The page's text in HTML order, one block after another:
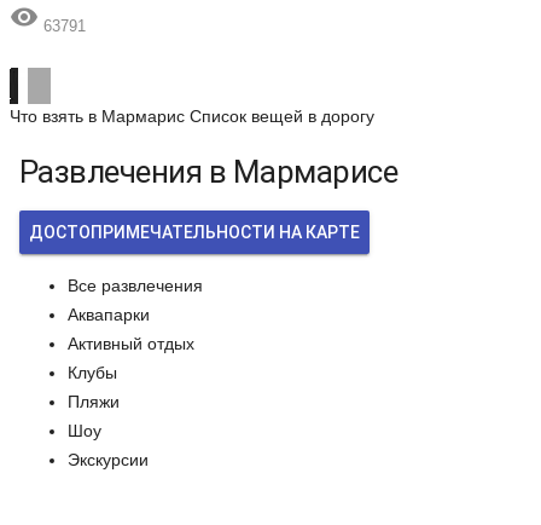
 63791
Что взять в Мармарис Список вещей в дорогу
Развлечения в Мармарисе
ДОСТОПРИМЕЧАТЕЛЬНОСТИ НА КАРТЕ
Все развлечения
Аквапарки
Активный отдых
Клубы
Пляжи
Шоу
Экскурсии